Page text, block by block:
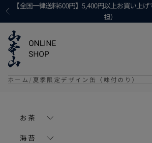
コンテンツへ移動
前へ
【全国一律送料600円】5,400円以上お買い上
担）
ホーム 夏季限定デザイン缶（味付のり）
お茶
海苔